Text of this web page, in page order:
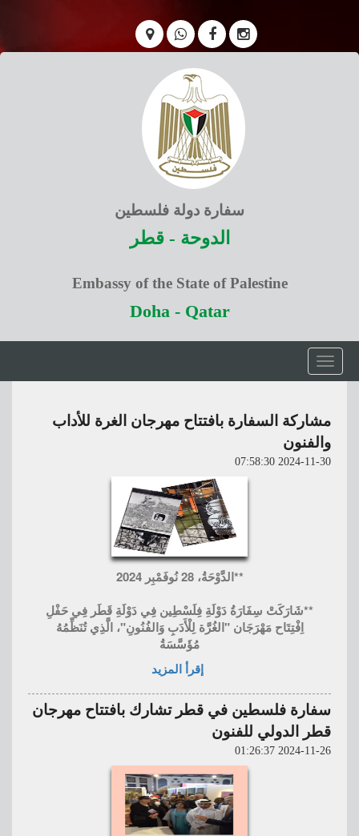
سفارة دولة فلسطين
الدوحة - قطر
Embassy of the State of Palestine
Doha - Qatar
Toggle
navigation
مشاركة السفارة بافتتاح مهرجان الغرة للأداب
والفنون
2024-11-30 07:58:30
**الدَّوْحَةُ، 28 نُوفَمْبِر 2024
**شَارَكَتْ سِفَارَةُ دَوْلَةِ فِلَسْطِين فِي دَوْلَةِ قَطَر فِي حَفْلِ
اِفْتِتَاح مَهْرَجَان "الغُرَّة لِلْأَدَبِ وَالفُنُونِ"، الَّذِي تُنَظِّمُهُ
مُؤَسَّسَةُ
إقرأ المزيد
سفارة فلسطين في قطر تشارك بافتتاح مهرجان
قطر الدولي للفنون
2024-11-26 01:26:37